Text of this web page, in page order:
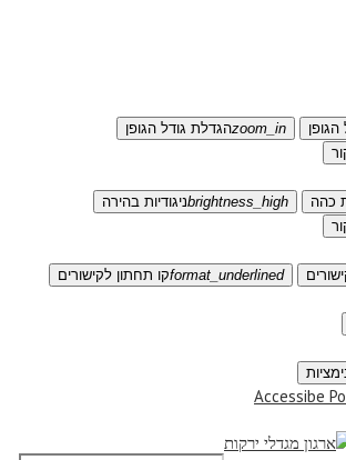
zoom_inהגדלת גודל הגופן
כהה brightness_highניגודיות בהירה
format_underlinedקו תחתון לקישורים
Accessibe